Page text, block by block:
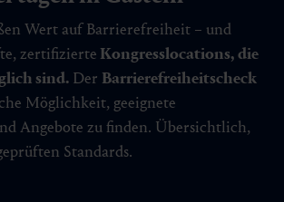
Wert auf Barrierefreiheit – und
zertifizierte Kongresslocations, die
sind. Der Barrierefreiheitscheck
Möglichkeit, geeignete
Angebote zu finden. Übersichtlich,
Standards.